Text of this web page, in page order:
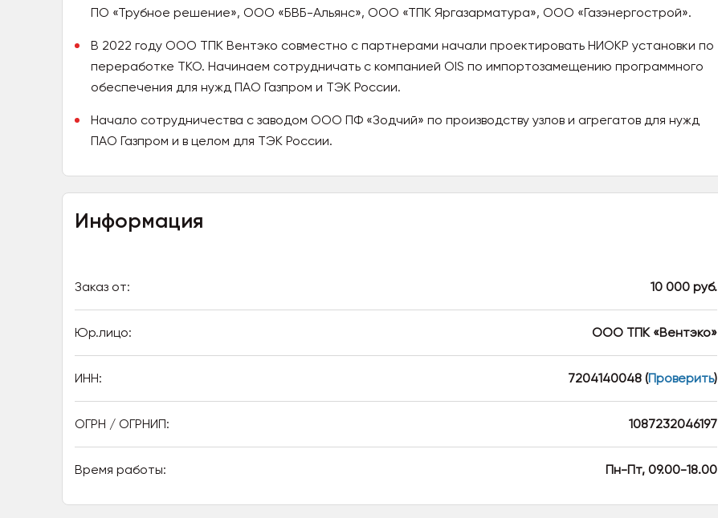
ПО «Трубное решение», ООО «БВБ-Альянс», ООО «ТПК Яргазарматура», ООО «Газэнергострой».
В 2022 году ООО ТПК Вентэко совместно с партнерами начали проектировать НИОКР установки по
переработке ТКО. Начинаем сотрудничать с компанией OIS по импортозамещению программного
обеспечения для нужд ПАО Газпром и ТЭК России.
Начало сотрудничества с заводом ООО ПФ «Зодчий» по производству узлов и агрегатов для нужд
ПАО Газпром и в целом для ТЭК России.
Информация
Заказ от: 10 000 руб.
Юр.лицо: ООО ТПК «Вентэко»
ИНН: 7204140048(Проверить)
ОГРН / ОГРНИП: 1087232046197
Время работы: Пн-Пт, 09.00-18.00